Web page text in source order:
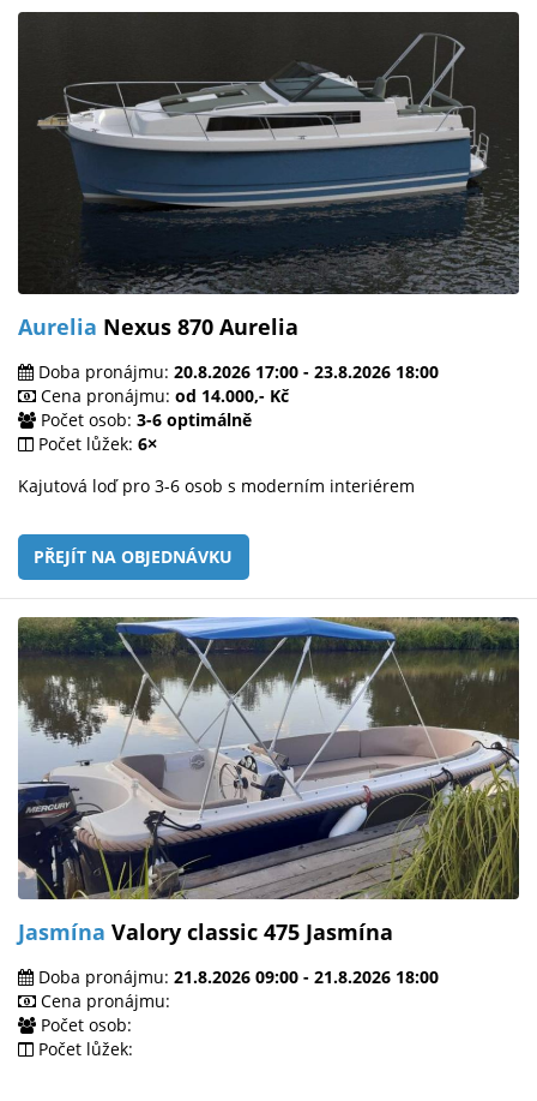
Aurelia Nexus 870 Aurelia
Doba pronájmu: 20.8.2026 17:00 - 23.8.2026 18:00
Cena pronájmu: od 14.000,- Kč
Počet osob: 3-6 optimálně
Počet lůžek: 6×
Kajutová loď pro 3-6 osob s moderním interiérem
PŘEJÍT NA OBJEDNÁVKU
Jasmína Valory classic 475 Jasmína
Doba pronájmu: 21.8.2026 09:00 - 21.8.2026 18:00
Cena pronájmu:
Počet osob:
Počet lůžek: